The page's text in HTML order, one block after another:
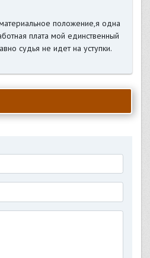
положение,я одна
плата мой единственный
судья не идет на уступки.